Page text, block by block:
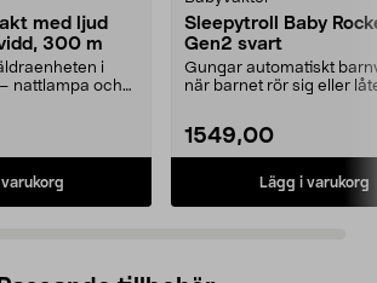
med ljud
300 m
i
nattlampa och
Sleepytroll Baby
Gen2 svart
Gungar automatiskt
när barnet rör sig eller
1549,00
Lägg i varukorg